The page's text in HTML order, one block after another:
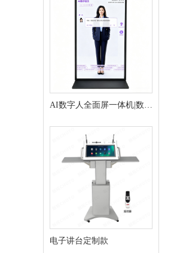
AI数字人全面屏一体机|数字
人交互终端
电子讲台定制款